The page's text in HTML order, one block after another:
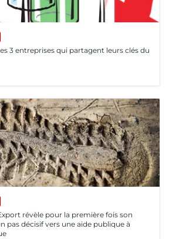
3 entreprises qui partagent leurs clés du
révèle pour la première fois son
pas décisif vers une aide publique à